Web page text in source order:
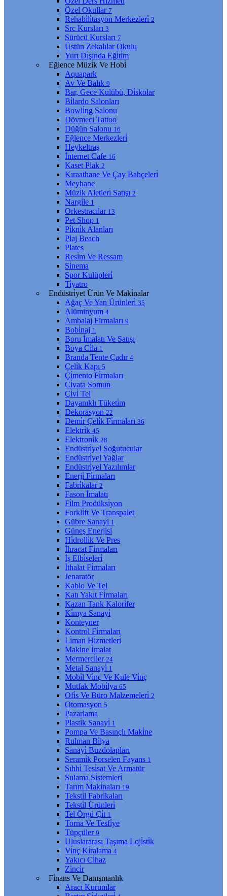
Özel Okullar 7
Rehabi̇li̇tasyon Merkezleri̇ 2
Src Kursları 3
Sürücü Kursları 7
Üstün Zekalılar Okulu
Yurt Dışında Eği̇ti̇m
Eğlence Müzi̇k Ve Hobi̇
Aquapark
Av Ve Balık 9
Bar, Gece Kulübü, Di̇skolar
Bi̇lardo Salonları
Bowli̇ng Salonu
Dövmeci̇ Tattoo
Düğün Salonu 16
Eğlence Merkezleri̇
Heykeltraş
İnternet Cafe 16
Kaset Plak 2
Kıraathane Ve Çay Bahçeleri̇
Meyhane
Müzi̇k Aletleri̇ Satışı 2
Nargi̇le 1
Orkestracılar 13
Pet Shop 1
Pi̇kni̇k Alanları
Plaj Beach
Plates
Resi̇m Ve Ressam
Si̇nema
Spor Kulüpleri̇
Ti̇yatro
Endüstri̇yet Ürün Ve Maki̇nalar
Ağaç Ve Yan Ürünleri̇ 35
Alümi̇nyum 4
Ambalaj Fi̇rmaları 9
Bobi̇naj 1
Boru İmalatı Ve Satışı
Boya Ci̇la 1
Branda Tente Çadır 4
Çeli̇k Kapı 5
Çi̇mento Fi̇rmaları
Ci̇vata Somun
Çi̇vi̇ Tel
Dayanıklı Tüketi̇m
Dekorasyon 22
Demi̇r Çeli̇k Fi̇rmaları 36
Elektri̇k 45
Elektroni̇k 28
Endüstri̇yel Soğutucular
Endüstri̇yel Yağlar
Endüstri̇yel Yazılımlar
Enerji̇ Fi̇rmaları
Fabri̇kalar 2
Fason İmalatı
Fi̇lm Prodüksi̇yon
Forkli̇ft Ve Transpalet
Gübre Sanayi̇ 1
Güneş Enerji̇si̇
Hi̇drolli̇k Ve Pres
İhracat Fi̇rmaları
İş Elbi̇seleri̇
İthalat Fi̇rmaları
Jenaratör
Kablo Ve Tel
Katı Yakıt Fi̇rmaları
Kazan Tank Kalori̇fer
Ki̇mya Sanayi̇
Konteyner
Kontrol Fi̇rmaları
Li̇man Hi̇zmetleri̇
Maki̇ne İmalat
Mermerci̇ler 24
Metal Sanayi̇ 1
Mobi̇l Vi̇nç Ve Kule Vi̇nç
Mutfak Mobi̇lya 65
Ofi̇s Ve Büro Malzemeleri̇ 2
Otomasyon 5
Pazarlama
Plasti̇k Sanayi̇ 1
Pompa Ve Basınçlı Maki̇ne
Rulman Bi̇lya
Sanayi̇ Buzdolapları
Serami̇k Porselen Fayans 1
Sıhhi̇ Tesi̇sat Ve Armatür
Sulama Si̇stemleri̇
Tarım Maki̇naları 19
Teksti̇l Fabri̇kaları
Teksti̇l Ürünleri̇
Tel Örgü Çi̇t 1
Torna Ve Tesfi̇ye
Tüpçüler 9
Uluslararası Taşıma Loji̇sti̇k
Vi̇nç Ki̇ralama 4
Yakıcı Ci̇haz
Zi̇nci̇r
Fi̇nans Ve Danışmanlık
Aracı Kurumlar